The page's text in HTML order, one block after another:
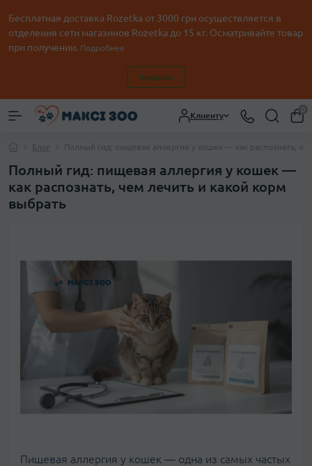
Бесплатная доставка Rozetka от 3000 грн осуществляется в
отделения сети магазинов Rozetka до 15 кг. Осматривайте товар
при получении. Подробнее
Закрыть
Клиенту
0
Блог Полный гид: пищевая аллергия у кошек — как распознать,
Полный гид: пищевая аллергия у кошек —
как распознать, чем лечить и какой корм
выбрать
Пищевая аллергия у кошек — одна из самых частых